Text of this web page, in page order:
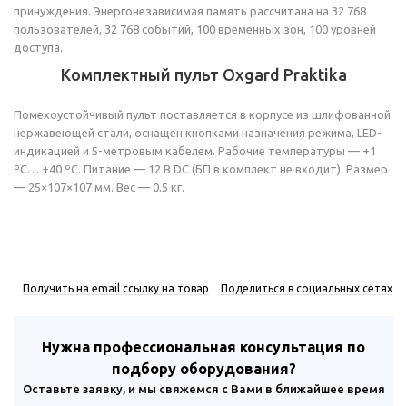
принуждения. Энергонезависимая память рассчитана на 32 768
пользователей, 32 768 событий, 100 временных зон, 100 уровней
доступа.
Комплектный пульт Oxgard Praktika
Помехоустойчивый пульт поставляется в корпусе из шлифованной
нержавеющей стали, оснащен кнопками назначения режима, LED-
индикацией и 5-метровым кабелем. Рабочие температуры — +1
ºС… +40 ºС. Питание — 12 В DC (БП в комплект не входит). Размер
— 25×107×107 мм. Вес — 0.5 кг.
Получить на email ссылку на товар Поделиться в социальных сетях
Нужна профессиональная консультация по
подбору оборудования?
Оставьте заявку, и мы свяжемся с Вами в ближайшее время